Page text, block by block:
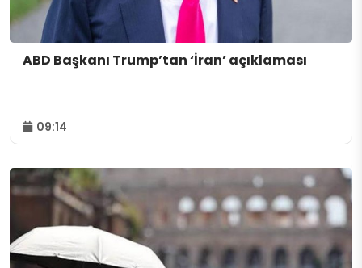
ABD Başkanı Trump’tan ‘İran’ açıklaması
09:14